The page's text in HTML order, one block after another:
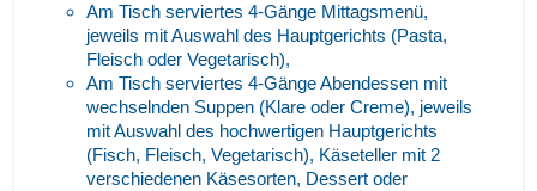
Am Tisch serviertes 4-Gänge Mittagsmenü,
jeweils mit Auswahl des Hauptgerichts (Pasta,
Fleisch oder Vegetarisch),
Am Tisch serviertes 4-Gänge Abendessen mit
wechselnden Suppen (Klare oder Creme), jeweils
mit Auswahl des hochwertigen Hauptgerichts
(Fisch, Fleisch, Vegetarisch), Käseteller mit 2
verschiedenen Käsesorten, Dessert oder